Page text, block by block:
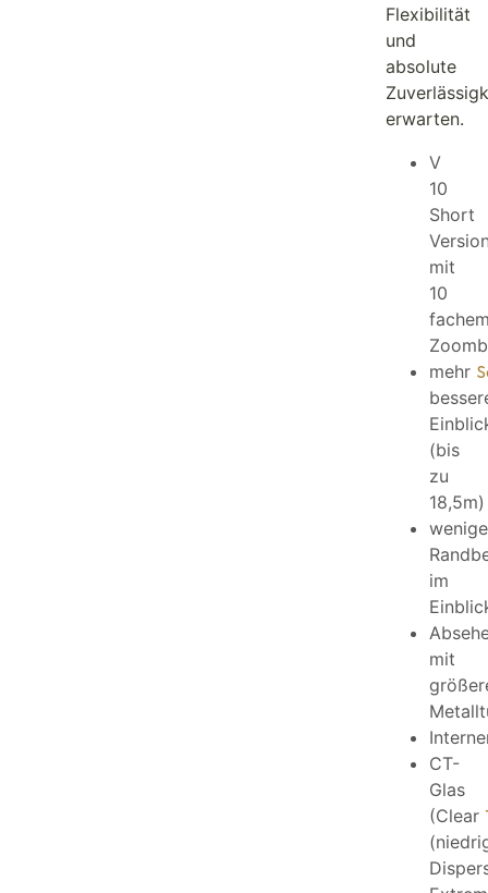
Flexibilität
und
absolute
erwarten.
V
10
Short
mit
10
mehr
(bis
zu
18,5m)
im
mit
CT-
Glas
(Clear